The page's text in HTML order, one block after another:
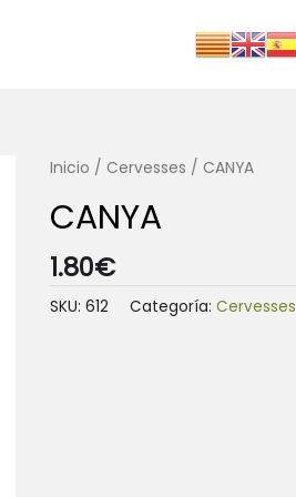
Inicio / Cervesses / CANYA
CANYA
1.80€
SKU: 612 Categoría: Cervesses